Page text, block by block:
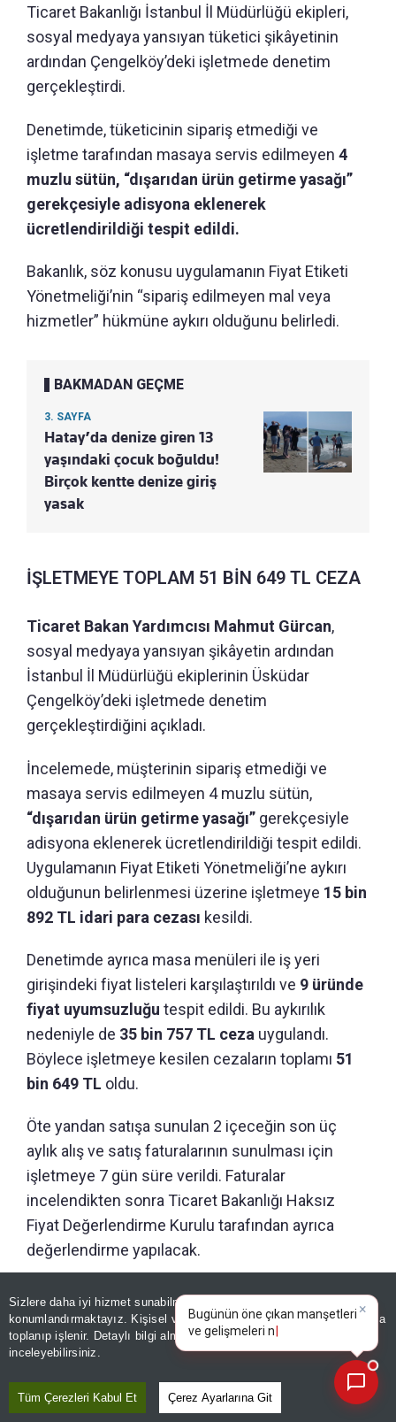
Sizlere daha iyi hizmet sunabilmek adına sitemizde
konumlandırmaktayız. Kişisel verileriniz, KVKK ve GDPR kapsamında
toplanıp işlenir. Detaylı bilgi almak içinAydınlatma Metnimizi
inceleyebilirsiniz.
Tüm Çerezleri Kabul Et Çerez Ayarlarına Git
Ticaret Bakanlığı İstanbul İl Müdürlüğü ekipleri,
sosyal medyaya yansıyan tüketici şikâyetinin
ardından Çengelköy’deki işletmede denetim
gerçekleştirdi.
Denetimde, tüketicinin sipariş etmediği ve
işletme tarafından masaya servis edilmeyen 4
muzlu sütün, “dışarıdan ürün getirme yasağı”
gerekçesiyle adisyona eklenerek
ücretlendirildiği tespit edildi.
Bakanlık, söz konusu uygulamanın Fiyat Etiketi
Yönetmeliği’nin “sipariş edilmeyen mal veya
hizmetler” hükmüne aykırı olduğunu belirledi.
BAKMADAN GEÇME
3. SAYFA
Hatay’da denize giren 13
yaşındaki çocuk boğuldu!
Birçok kentte denize giriş
yasak
İŞLETMEYE TOPLAM 51 BİN 649 TL CEZA
Ticaret Bakan Yardımcısı Mahmut Gürcan,
sosyal medyaya yansıyan şikâyetin ardından
İstanbul İl Müdürlüğü ekiplerinin Üsküdar
Çengelköy’deki işletmede denetim
gerçekleştirdiğini açıkladı.
İncelemede, müşterinin sipariş etmediği ve
masaya servis edilmeyen 4 muzlu sütün,
“dışarıdan ürün getirme yasağı” gerekçesiyle
adisyona eklenerek ücretlendirildiği tespit edildi.
Uygulamanın Fiyat Etiketi Yönetmeliği’ne aykırı
olduğunun belirlenmesi üzerine işletmeye 15 bin
892 TL idari para cezası kesildi.
Denetimde ayrıca masa menüleri ile iş yeri
girişindeki fiyat listeleri karşılaştırıldı ve 9 üründe
fiyat uyumsuzluğu tespit edildi. Bu aykırılık
nedeniyle de 35 bin 757 TL ceza uygulandı.
Böylece işletmeye kesilen cezaların toplamı 51
bin 649 TL oldu.
Öte yandan satışa sunulan 2 içeceğin son üç
aylık alış ve satış faturalarının sunulması için
işletmeye 7 gün süre verildi. Faturalar
incelendikten sonra Ticaret Bakanlığı Haksız
Fiyat Değerlendirme Kurulu tarafından ayrıca
değerlendirme yapılacak.
BAKMADAN GEÇME
GÜNDEM
dönem! Bakan Çiftçi net
konuştu: Bu yasa
×
Bugünün öne çıkan manşetleri
ve gelişmeleri neler?